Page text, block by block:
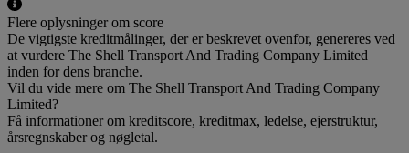
Flere oplysninger om score
De vigtigste kreditmålinger, der er beskrevet ovenfor, genereres ved
at vurdere The Shell Transport And Trading Company Limited
inden for dens branche.
Vil du vide mere om The Shell Transport And Trading Company
Limited?
Få informationer om kreditscore, kreditmax, ledelse, ejerstruktur,
årsregnskaber og nøgletal.